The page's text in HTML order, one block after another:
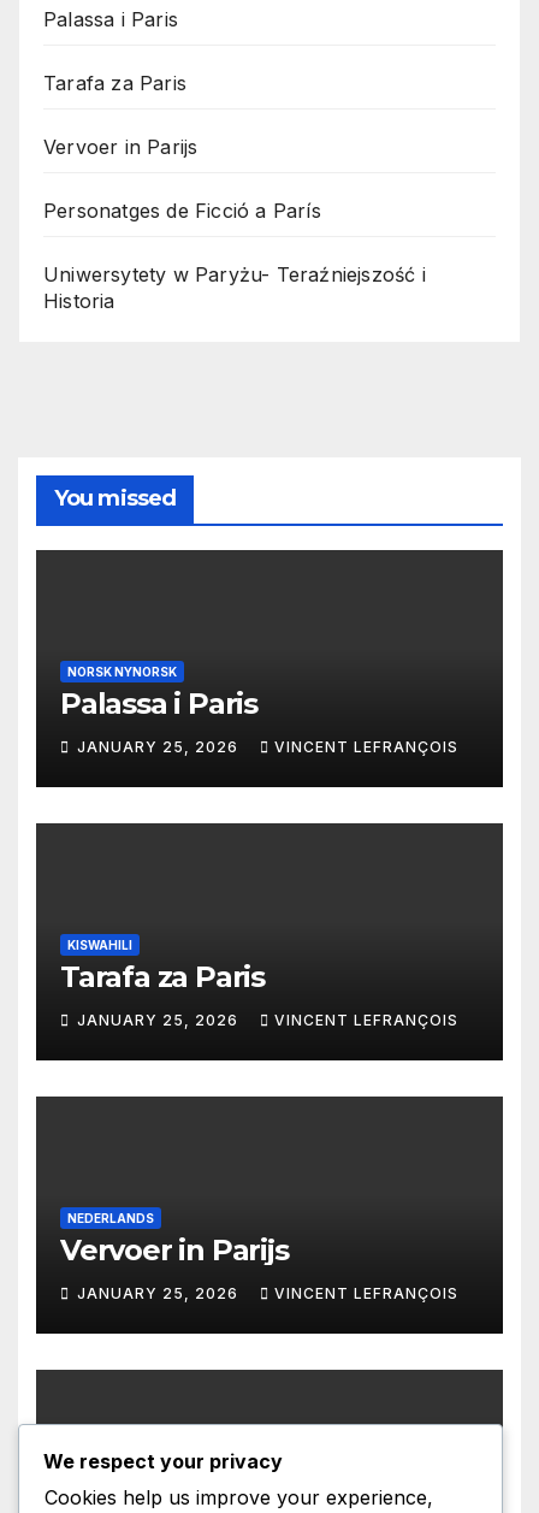
Palassa i Paris
Tarafa za Paris
Vervoer in Parijs
Personatges de Ficció a París
Uniwersytety w Paryżu- Teraźniejszość i
Historia
You missed
NORSK NYNORSK
Palassa i Paris
JANUARY 25, 2026 VINCENT LEFRANÇOIS
KISWAHILI
Tarafa za Paris
JANUARY 25, 2026 VINCENT LEFRANÇOIS
NEDERLANDS
Vervoer in Parijs
JANUARY 25, 2026 VINCENT LEFRANÇOIS
CATALA
We respect your privacy
Cookies help us improve your experience,